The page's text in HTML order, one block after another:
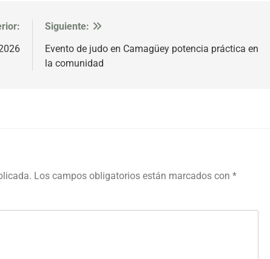
Siguiente:
Evento de judo en Camagüey potencia práctica en
la comunidad
Los campos obligatorios están marcados con *